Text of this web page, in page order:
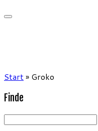
Start» Groko
Finde
Suchen